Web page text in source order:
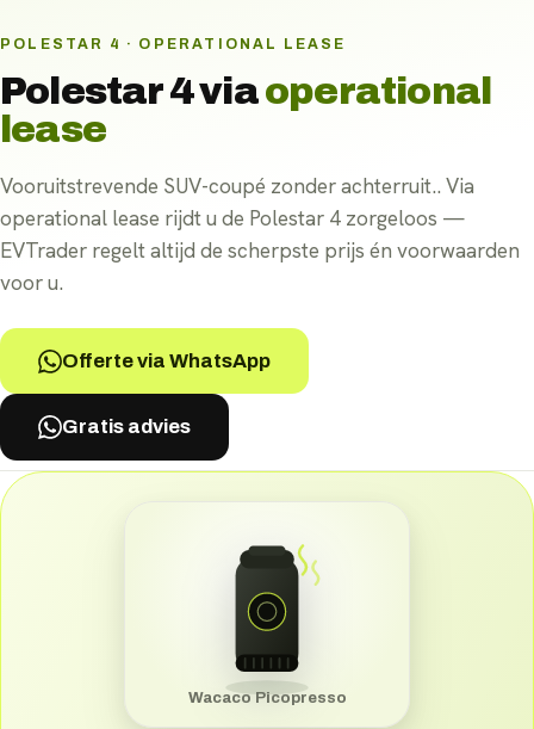
POLESTAR 4 · OPERATIONAL LEASE
Polestar 4viaoperational
lease
Vooruitstrevende SUV-coupé zonder achterruit.. Via
operational lease rijdt u de Polestar 4 zorgeloos —
EVTrader regelt altijd de scherpste prijs én voorwaarden
voor u.
Offerte via WhatsApp
Gratis advies
Wacaco Picopresso